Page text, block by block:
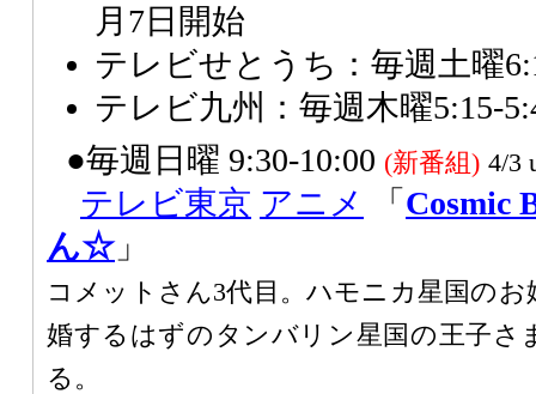
月7日開始
テレビせとうち：毎週土曜
テレビ九州：毎週木曜5:15-
●毎週日曜 9:30-10:00 (新番組) 4/3
テレビ東京 アニメ 「 Cosmic
ん☆」
コメットさん3代目。ハモニカ星国の
婚するはずのタンバリン星国の王子さ
る。